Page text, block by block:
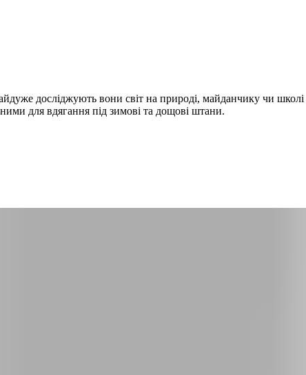
досліджують вони світ на природі, майданчику чи
для вдягання під зимові та дощові штани.